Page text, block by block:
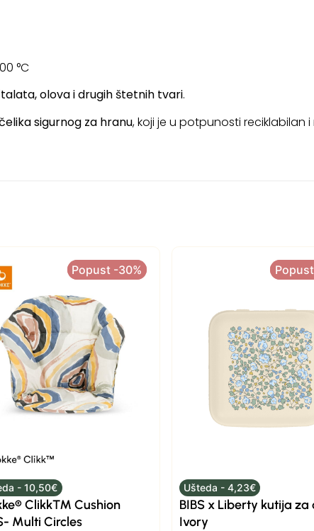
°C
olova i drugih štetnih tvari.
sigurnog za hranu, koji je u potpunosti reciklabilan
Popust -30%
Popust -30%
- 10,50€
Clikk™ Cushion
Multi Circles
Ušteda - 4,23€
BIBS x Liberty kutija za
Ivory